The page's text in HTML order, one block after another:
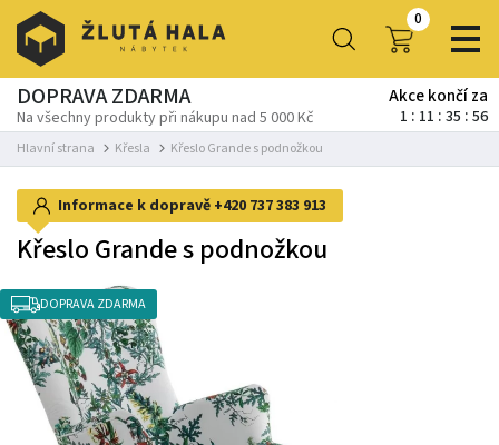
0
DOPRAVA ZDARMA
Na všechny produkty při nákupu nad 5 000 Kč
Akce končí za
1 11 35 56
Hlavní strana Křesla Křeslo Grande s podnožkou
Informace k dopravě +420 737 383 913
Křeslo Grande s podnožkou
DOPRAVA ZDARMA